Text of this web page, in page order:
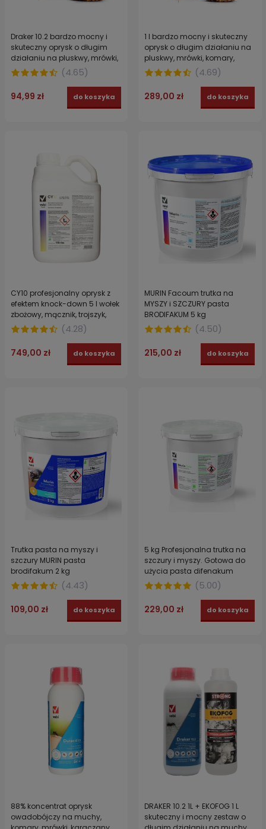
Draker 10.2 bardzo mocny i
skuteczny oprysk o długim
działaniu na pluskwy, mrówki,
komary, kleszcze, osy 250 ml
(4.65)
94,99 zł do koszyka
1 l bardzo mocny i skuteczny
oprysk o długim działaniu na
pluskwy, mrówki, komary,
kleszcze, osy Draker 10.2
(4.69)
289,00 zł do koszyka
CY10 profesjonalny oprysk z
efektem knock-down 5 l wołek
zbożowy, mącznik, trojszyk,
karaluchy, mole, pchły,
pluskwy
(4.28)
749,00 zł do koszyka
MURIN Facoum trutka na
MYSZY i SZCZURY pasta
BRODIFAKUM 5 kg
(4.50)
215,00 zł do koszyka
Trutka pasta na myszy i
szczury MURIN pasta
brodifakum 2 kg
(4.43)
109,00 zł do koszyka
5 kg Profesjonalna trutka na
szczury i myszy. Gotowa do
użycia pasta difenakum
MURIN DIFE PASTA GIRASOLE
VEBI
(5.00)
229,00 zł do koszyka
88% koncentrat oprysk
owadobójczy na muchy,
DRAKER 10.2 1L + EKOFOG 1 L
skuteczny i mocny zestaw o